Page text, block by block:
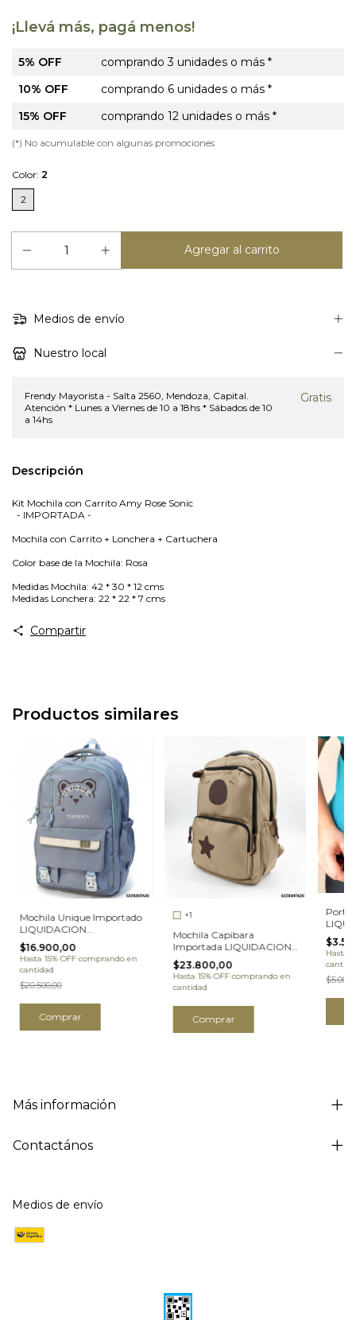
¡Llevá más, pagá menos!
5% OFF
comprando 3 unidades o más *
10% OFF
comprando 6 unidades o más *
15% OFF
comprando 12 unidades o más *
(*) No acumulable con algunas promociones
Color: 2
2
Medios de envío
Nuestro local
Frendy Mayorista - Salta 2560, Mendoza, Capital.
Atención * Lunes a Viernes de 10 a 18hs * Sábados de 10
a 14hs
Gratis
Descripción
Kit Mochila con Carrito Amy Rose Sonic
- IMPORTADA -
Mochila con Carrito + Lonchera + Cartuchera
Color base de la Mochila: Rosa
Medidas Mochila: 42 * 30 * 12 cms
Medidas Lonchera: 22 * 22 * 7 cms
Compartir
Productos similares
Mochila Unique Importado
LIQUIDACION
(62ZB26TA26)
$16.900,00
Hasta 15% OFF comprando en
cantidad
$20.500,00
Comprar
+1
Mochila Capibara
Importada LIQUIDACION
(62ZB34TA26)
$23.800,00
Hasta 15% OFF comprando en
cantidad
Comprar
Porta
Hasta
Más información
Contactános
Medios de envío